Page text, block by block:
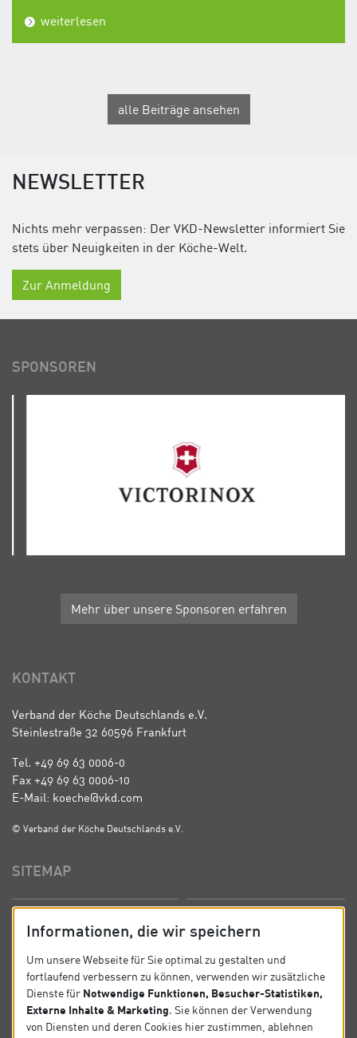
weiterlesen
alle Beiträge ansehen
NEWSLETTER
Nichts mehr verpassen: Der VKD-Newsletter informiert Sie
stets über Neuigkeiten in der Köche-Welt.
Zur Anmeldung
SPONSOREN
Mehr über unsere Sponsoren erfahren
KONTAKT
Verband der Köche Deutschlands e.V.
Steinlestraße 32 60596 Frankfurt
Tel. +49 69 63 0006-0
Fax +49 69 63 0006-10
E-Mail: koeche@vkd.com
© Verband der Köche Deutschlands e.V.
SITEMAP
News Kontakt
Datenschutz Impressum
Informationen, die wir speichern
Um unsere Webseite für Sie optimal zu gestalten und
fortlaufend verbessern zu können, verwenden wir zusätzliche
Dienste für Notwendige Funktionen, Besucher-Statistiken,
Externe Inhalte & Marketing. Sie können der Verwendung
von Diensten und deren Cookies hier zustimmen, ablehnen